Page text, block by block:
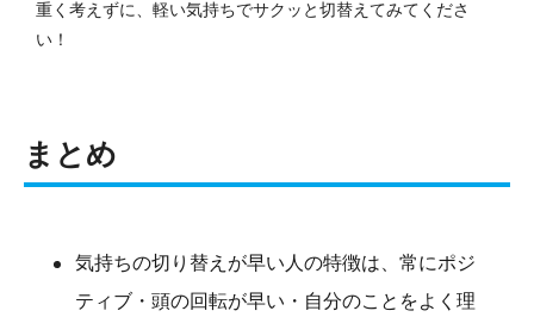
重く考えずに、軽い気持ちでサクッと切替えてみてくださ
い！
まとめ
気持ちの切り替えが早い人の特徴は、常にポジ
ティブ・頭の回転が早い・自分のことをよく理